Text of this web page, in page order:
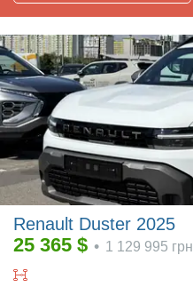
Renault Duster 2025
25 365 $ • 1 129 995 грн